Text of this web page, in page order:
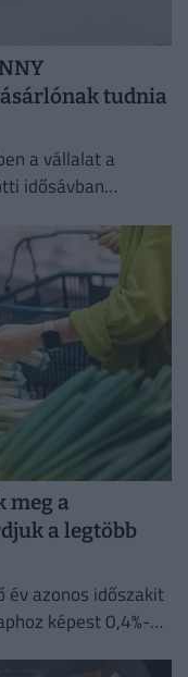
tudnia
a vállalat a
idősávban
meg a
a legtöbb
év azonos időszakit
képest 0,4%-